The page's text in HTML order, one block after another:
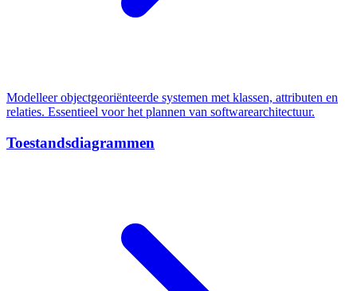
Modelleer objectgeoriënteerde systemen met klassen, attributen en
relaties. Essentieel voor het plannen van softwarearchitectuur.
Toestandsdiagrammen